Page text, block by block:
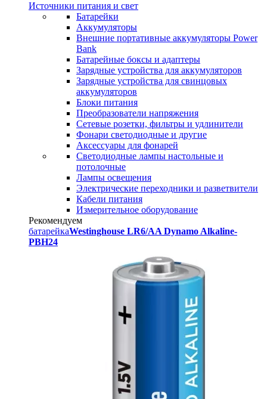
Источники питания и свет
Батарейки
Аккумуляторы
Внешние портативные аккумуляторы Power
Bank
Батарейные боксы и адаптеры
Зарядные устройства для аккумуляторов
Зарядные устройства для свинцовых
аккумуляторов
Блоки питания
Преобразователи напряжения
Сетевые розетки, фильтры и удлинители
Фонари светодиодные и другие
Аксессуары для фонарей
Светодиодные лампы настольные и
потолочные
Лампы освещения
Электрические переходники и разветвители
Кабели питания
Измерительное оборудование
Рекомендуем
батарейкаWestinghouse LR6/AA Dynamo Alkaline-
PBH24